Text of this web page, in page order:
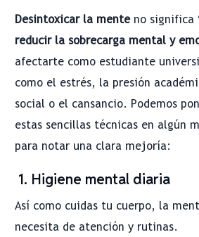
Desintoxicar la menteno significa
reducir la sobrecarga mental y
afectarte como estudiante
como el estrés, la presión
social o el cansancio. Podemos
estas sencillas técnicas en algún
para notar una clara mejoría:
1. Higiene mental diaria
Así como cuidas tu cuerpo, la
necesita de atención y rutinas.